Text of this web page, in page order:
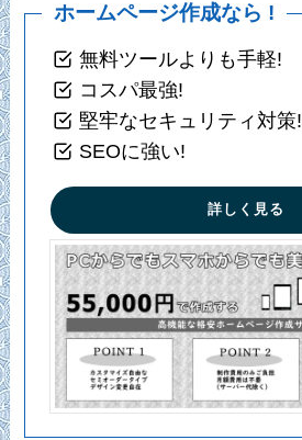
ホームページ作成なら !
無料ツールよりも手軽!
コスパ最強!
堅牢なセキュリティ対策!
SEOに強い!
詳しく見る